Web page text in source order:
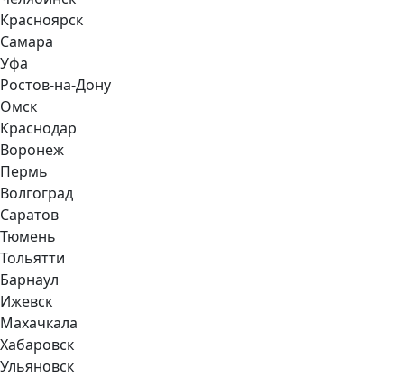
Красноярск
Самара
Уфа
Ростов-на-Дону
Омск
Краснодар
Воронеж
Пермь
Волгоград
Саратов
Тюмень
Тольятти
Барнаул
Ижевск
Махачкала
Хабаровск
Ульяновск